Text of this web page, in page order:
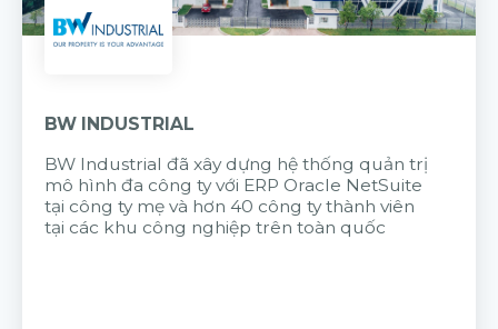
BW INDUSTRIAL
BW Industrial đã xây dựng hệ thống quản trị
mô hình đa công ty với ERP Oracle NetSuite
tại công ty mẹ và hơn 40 công ty thành viên
tại các khu công nghiệp trên toàn quốc